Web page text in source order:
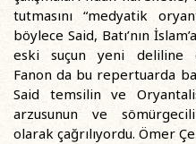
tutmasını “medyatik
böylece Said, Batı’nın
eski suçun yeni deliline
Fanon da bu repertuarda
Said temsilin ve
arzusunun ve
olarak çağrılıyordu. Ömer